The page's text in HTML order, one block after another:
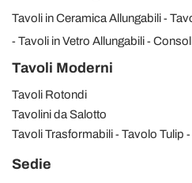
Tavoli in Ceramica Allungabili
Tavoli in Vetro Allungabili
Tavoli Moderni
Tavoli Rotondi
Tavolini da Salotto
Tavoli Trasformabili
Tavolo Tulip
Sedie